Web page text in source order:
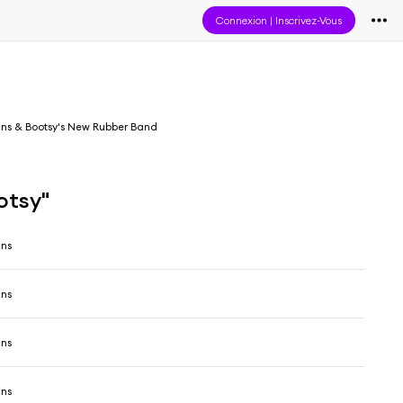
Connexion | Inscrivez-Vous
& Bootsy's New Rubber Band